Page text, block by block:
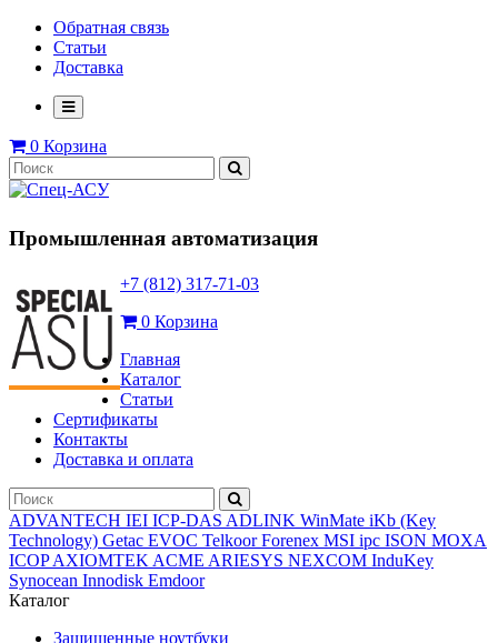
Обратная связь
Статьи
Доставка
0 Корзина
Промышленная автоматизация
+7 (812) 317-71-03
0 Корзина
Главная
Каталог
Статьи
Сертификаты
Контакты
Доставка и оплата
ADVANTECH IEI ICP-DAS ADLINK WinMate iKb (Key
Technology) Getac EVOC TelkoorForenex MSI ipc ISON MOXA
ICOPAXIOMTEK ACME ARIESYS NEXCOM InduKey
Synocean Innodisk Emdoor
Каталог
Защищенные ноутбуки